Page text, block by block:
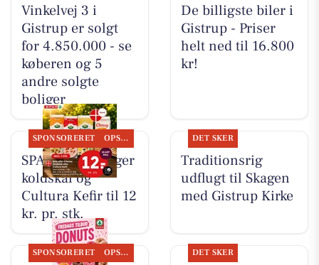
Vinkelvej 3 i
Gistrup er solgt
for 4.850.000 - se
køberen og 5
andre solgte
boliger
De billigste biler i
Gistrup - Priser
helt ned til 16.800
kr!
SPONSORERET OPSLAGSTAVLEN
SPAR Visse sælger
koldskål og
Cultura Kefir til 12
kr. pr. stk.
DET SKER
Traditionsrig
udflugt til Skagen
med Gistrup Kirke
SPONSORERET OPSLAGSTAVLEN DET SKER